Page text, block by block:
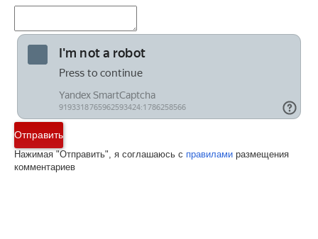
Отправить
Нажимая "Отправить", я соглашаюсь с правилами размещения
комментариев